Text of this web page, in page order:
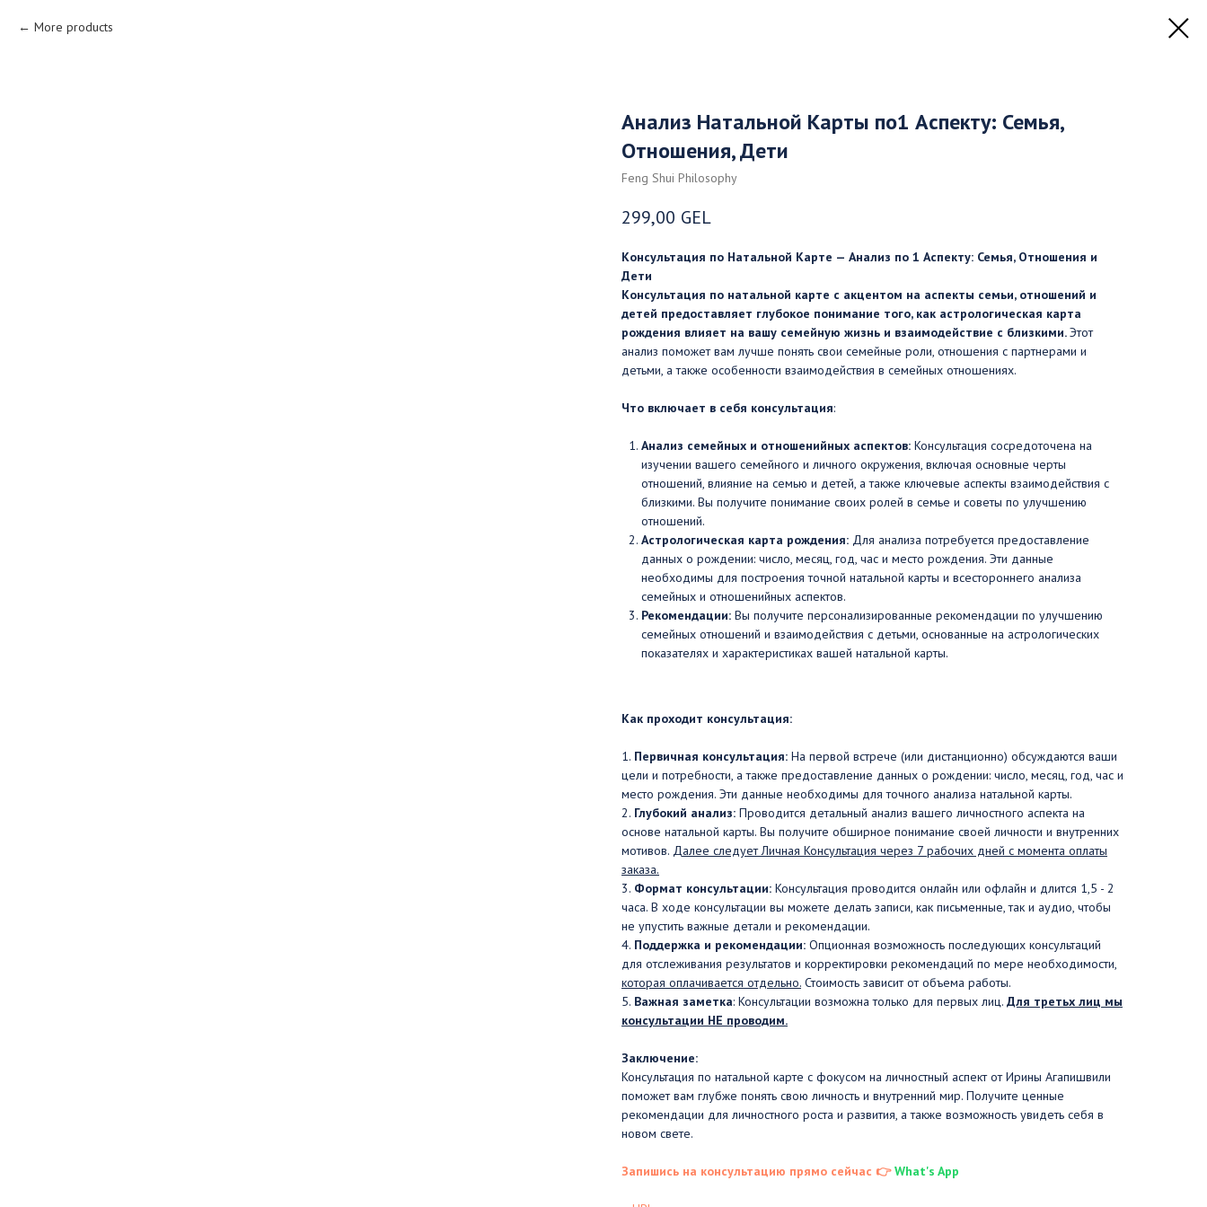
More products
Анализ Натальной Карты по1 Аспекту: Семья,
Отношения, Дети
Feng Shui Philosophy
299,00 GEL
Консультация по Натальной Карте — Анализ по 1 Аспекту: Семья, Отношения и
Дети
Консультация по натальной карте с акцентом на аспекты семьи, отношений и
детей предоставляет глубокое понимание того, как астрологическая карта
рождения влияет на вашу семейную жизнь и взаимодействие с близкими.Этот
анализ поможет вам лучше понять свои семейные роли, отношения с партнерами и
детьми, а также особенности взаимодействия в семейных отношениях.
Что включает в себя консультация:
Анализ семейных и отношенийных аспектов: Консультация сосредоточена на
изучении вашего семейного и личного окружения, включая основные черты
отношений, влияние на семью и детей, а также ключевые аспекты взаимодействия с
близкими. Вы получите понимание своих ролей в семье и советы по улучшению
отношений.
Астрологическая карта рождения: Для анализа потребуется предоставление
данных о рождении: число, месяц, год, час и место рождения. Эти данные
необходимы для построения точной натальной карты и всестороннего анализа
семейных и отношенийных аспектов.
Рекомендации: Вы получите персонализированные рекомендации по улучшению
семейных отношений и взаимодействия с детьми, основанные на астрологических
показателях и характеристиках вашей натальной карты.
Как проходит консультация:
1. Первичная консультация: На первой встрече (или дистанционно) обсуждаются ваши
цели и потребности, а также предоставление данных о рождении: число, месяц, год, час и
место рождения. Эти данные необходимы для точного анализа натальной карты.
2. Глубокий анализ: Проводится детальный анализ вашего личностного аспекта на
основе натальной карты. Вы получите обширное понимание своей личности и внутренних
мотивов. Далее следует Личная Консультация через 7 рабочих дней с момента оплаты
заказа.
3. Формат консультации: Консультация проводится онлайн или офлайн и длится 1,5 - 2
часа. В ходе консультации вы можете делать записи, как письменные, так и аудио, чтобы
не упустить важные детали и рекомендации.
4. Поддержка и рекомендации: Опционная возможность последующих консультаций
для отслеживания результатов и корректировки рекомендаций по мере необходимости,
которая оплачивается отдельно. Стоимость зависит от объема работы.
5. Важная заметка: Консультации возможна только для первых лиц. Для третьх лиц мы
консультации НЕ проводим.
Заключение:
Консультация по натальной карте с фокусом на личностный аспект от Ирины Агапишвили
поможет вам глубже понять свою личность и внутренний мир. Получите ценные
рекомендации для личностного роста и развития, а также возможность увидеть себя в
новом свете.
Запишись на консультацию прямо сейчас 👉 What's App